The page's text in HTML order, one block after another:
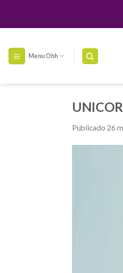
content
Menu Ohh
Publicado 26